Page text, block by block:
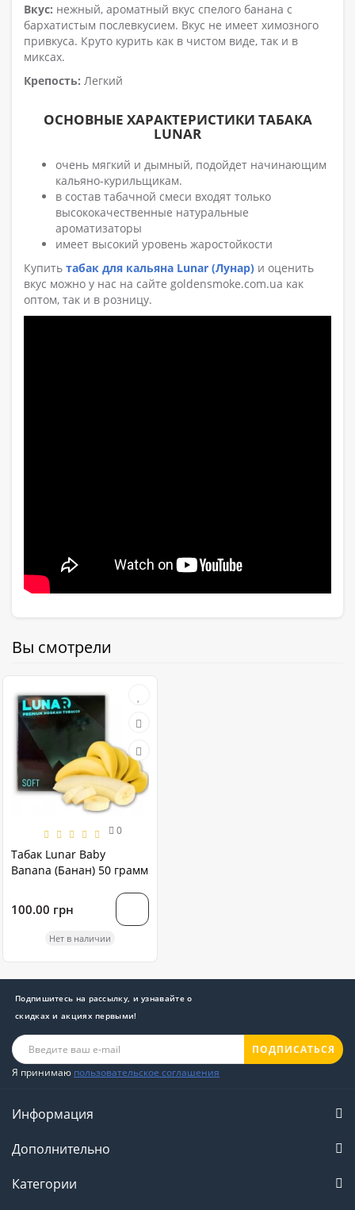
Вкус: нежный, ароматный вкус спелого банана с
бархатистым послевкусием. Вкус не имеет химозного
привкуса. Круто курить как в чистом виде, так и в
миксах.
Крепость: Легкий
ОСНОВНЫЕ ХАРАКТЕРИСТИКИ ТАБАКА
LUNAR
очень мягкий и дымный, подойдет начинающим
кальяно-курильщикам.
в состав табачной смеси входят только
высококачественные натуральные
ароматизаторы
имеет высокий уровень жаростойкости
Купить табак для кальяна Lunar (Лунар) и оценить
вкус можно у нас на сайте goldensmoke.com.ua как
оптом, так и в розницу.
Вы смотрели
0
Табак Lunar Baby
Banana (Банан) 50 грамм
100.00 грн
Нет в наличии
Подпишитесь на рассылку, и узнавайте о
скидках и акциях первыми!
ПОДПИСАТЬСЯ
Я принимаю пользовательское соглашения
Информация
Дополнительно
Категории